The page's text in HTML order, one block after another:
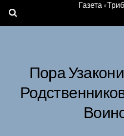
Газета
Пора